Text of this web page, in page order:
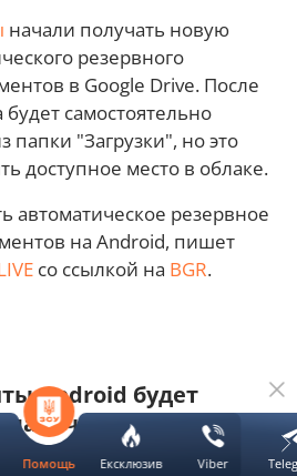
начали получать новую
резервного
в Google Drive. После
самостоятельно
папки "Загрузки", но это
доступное место в облаке.
автоматическое резервное
на Android, пишет
со ссылкой на BGR.
Android будет
новую систему
Помощь Ексклюзив Viber